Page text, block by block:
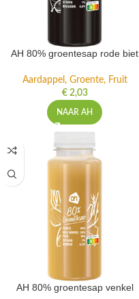
AH 80% groentesap rode biet
Aardappel, Groente, Fruit
€2,03
NAAR AH
AH 80% groentesap venkel